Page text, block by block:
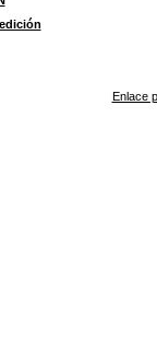
Enlace